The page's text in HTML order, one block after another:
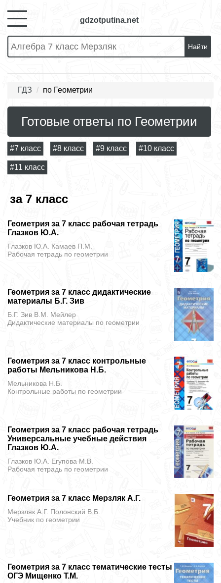
gdzotputina.net
Найти
ГДЗ по Геометрии
Готовые ответы по Геометрии
#7 класс #8 класс #9 класс #10 класс
#11 класс
за 7 класс
Геометрия за 7 класс рабочая тетрадь
Глазков Ю.А.
Глазков Ю.А. Камаев П.М.
Рабочая тетрадь по геометрии
Геометрия за 7 класс дидактические
материалы Б.Г. Зив
Б.Г. Зив В.М. Мейлер
Дидактические материалы по геометрии
Геометрия за 7 класс контрольные
работы Мельникова Н.Б.
Мельникова Н.Б.
Контрольные работы по геометрии
Геометрия за 7 класс рабочая тетрадь
Универсальные учебные действия
Глазков Ю.А.
Глазков Ю.А. Егупова М.В.
Рабочая тетрадь по геометрии
Геометрия за 7 класс Мерзляк А.Г.
Мерзляк А.Г. Полонский В.Б.
Учебник по геометрии
Геометрия за 7 класс тематические тесты
ОГЭ Мищенко Т.М.